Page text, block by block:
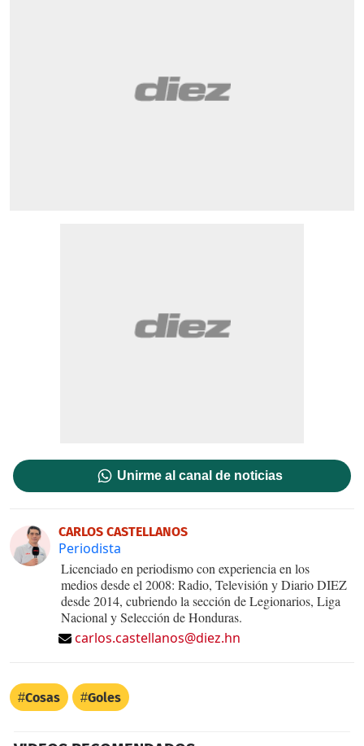
Unirme al canal de noticias
CARLOS CASTELLANOS
Periodista
Licenciado en periodismo con experiencia en los
medios desde el 2008: Radio, Televisión y Diario DIEZ
desde 2014, cubriendo la sección de Legionarios, Liga
Nacional y Selección de Honduras.
carlos.castellanos@diez.hn
Cosas Goles